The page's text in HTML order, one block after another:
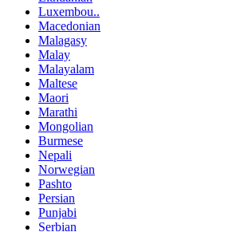
Luxembou..
Macedonian
Malagasy
Malay
Malayalam
Maltese
Maori
Marathi
Mongolian
Burmese
Nepali
Norwegian
Pashto
Persian
Punjabi
Serbian